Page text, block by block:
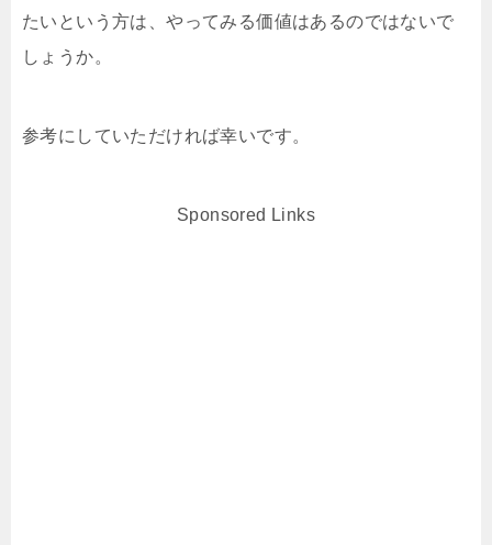
たいという方は、やってみる価値はあるのではないで
しょうか。
参考にしていただければ幸いです。
Sponsored Links